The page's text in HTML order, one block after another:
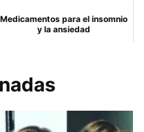
Medicamentos para el insomnio
y la ansiedad